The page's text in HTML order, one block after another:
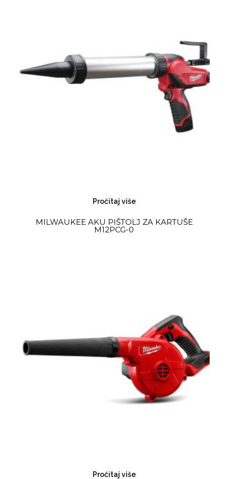
Pročitaj više
MILWAUKEE AKU PIŠTOLJ ZA KARTUŠE
M12PCG-0
Pročitaj više